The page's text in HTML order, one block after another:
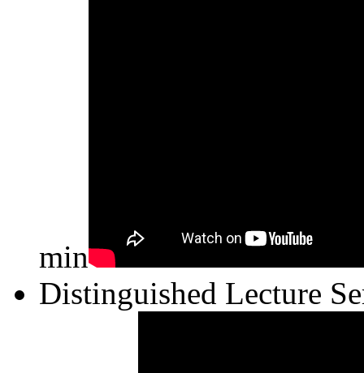
min
Distinguished Lecture